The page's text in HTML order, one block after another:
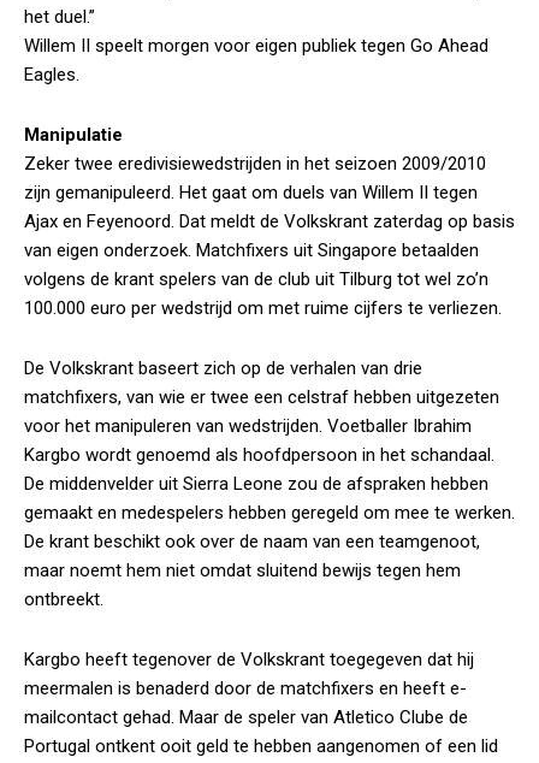
het duel.”
Willem II speelt morgen voor eigen publiek tegen Go Ahead
Eagles.
Manipulatie
Zeker twee eredivisiewedstrijden in het seizoen 2009/2010
zijn gemanipuleerd. Het gaat om duels van Willem II tegen
Ajax en Feyenoord. Dat meldt de Volkskrant zaterdag op basis
van eigen onderzoek. Matchfixers uit Singapore betaalden
volgens de krant spelers van de club uit Tilburg tot wel zo’n
100.000 euro per wedstrijd om met ruime cijfers te verliezen.
De Volkskrant baseert zich op de verhalen van drie
matchfixers, van wie er twee een celstraf hebben uitgezeten
voor het manipuleren van wedstrijden. Voetballer Ibrahim
Kargbo wordt genoemd als hoofdpersoon in het schandaal.
De middenvelder uit Sierra Leone zou de afspraken hebben
gemaakt en medespelers hebben geregeld om mee te werken.
De krant beschikt ook over de naam van een teamgenoot,
maar noemt hem niet omdat sluitend bewijs tegen hem
ontbreekt.
Kargbo heeft tegenover de Volkskrant toegegeven dat hij
meermalen is benaderd door de matchfixers en heeft e-
mailcontact gehad. Maar de speler van Atletico Clube de
Portugal ontkent ooit geld te hebben aangenomen of een lid